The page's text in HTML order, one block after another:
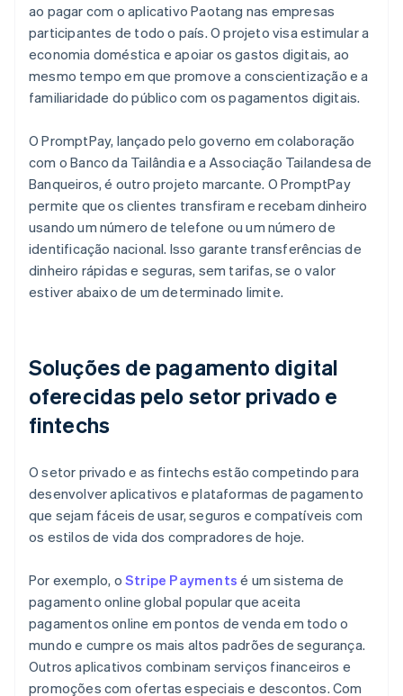
ao pagar com o aplicativo Paotang nas empresas
participantes de todo o país. O projeto visa estimular a
economia doméstica e apoiar os gastos digitais, ao
mesmo tempo em que promove a conscientização e a
familiaridade do público com os pagamentos digitais.
O PromptPay, lançado pelo governo em colaboração
com o Banco da Tailândia e a Associação Tailandesa de
Banqueiros, é outro projeto marcante. O PromptPay
permite que os clientes transfiram e recebam dinheiro
usando um número de telefone ou um número de
identificação nacional. Isso garante transferências de
dinheiro rápidas e seguras, sem tarifas, se o valor
estiver abaixo de um determinado limite.
Soluções de pagamento digital
oferecidas pelo setor privado e
fintechs
O setor privado e as fintechs estão competindo para
desenvolver aplicativos e plataformas de pagamento
que sejam fáceis de usar, seguros e compatíveis com
os estilos de vida dos compradores de hoje.
Por exemplo, o Stripe Payments é um sistema de
pagamento online global popular que aceita
pagamentos online em pontos de venda em todo o
mundo e cumpre os mais altos padrões de segurança.
Outros aplicativos combinam serviços financeiros e
promoções com ofertas especiais e descontos. Com